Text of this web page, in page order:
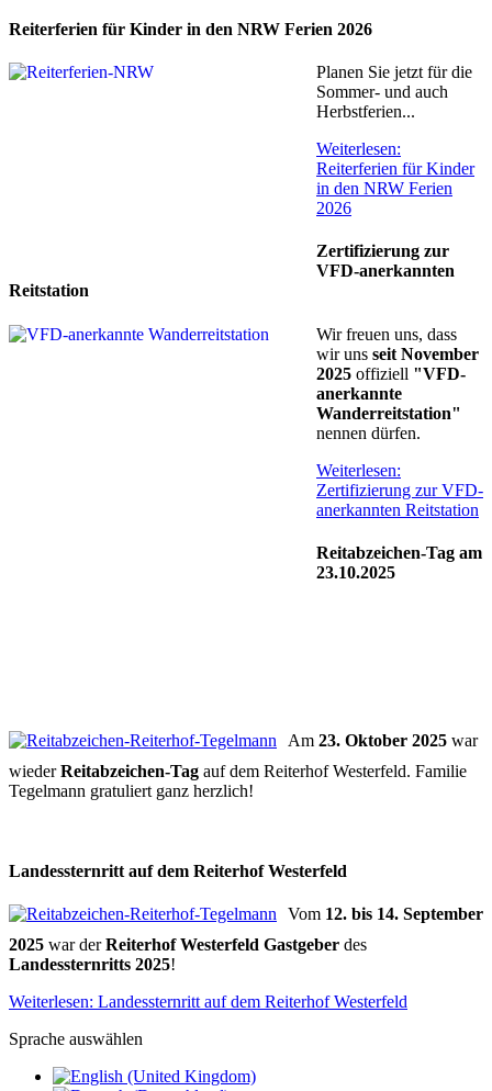
Reiterferien für Kinder in den NRW Ferien 2026
Planen Sie jetzt für die
Sommer- und auch
Herbstferien...
Weiterlesen:
Reiterferien für Kinder
in den NRW Ferien
2026
Zertifizierung zur
VFD-anerkannten
Reitstation
Wir freuen uns, dass
wir uns seit November
2025 offiziell "VFD-
anerkannte
Wanderreitstation"
nennen dürfen.
Weiterlesen:
Zertifizierung zur VFD-
anerkannten Reitstation
Reitabzeichen-Tag am
23.10.2025
Am 23. Oktober 2025 war
wiederReitabzeichen-Tag auf dem Reiterhof Westerfeld. Familie
Tegelmann gratuliert ganz herzlich!
Landessternritt auf dem Reiterhof Westerfeld
Vom 12. bis 14. September
2025 war derReiterhof Westerfeld Gastgeber des
Landessternritts 2025!
Weiterlesen: Landessternritt auf dem Reiterhof Westerfeld
Sprache auswählen